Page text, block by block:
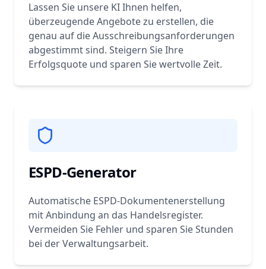
Lassen Sie unsere KI Ihnen helfen,
überzeugende Angebote zu erstellen, die
genau auf die Ausschreibungsanforderungen
abgestimmt sind. Steigern Sie Ihre
Erfolgsquote und sparen Sie wertvolle Zeit.
ESPD-Generator
Automatische ESPD-Dokumentenerstellung
mit Anbindung an das Handelsregister.
Vermeiden Sie Fehler und sparen Sie Stunden
bei der Verwaltungsarbeit.